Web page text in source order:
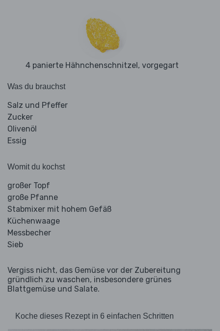
4 panierte Hähnchenschnitzel, vorgegart
Was du brauchst
Salz und Pfeffer
Zucker
Olivenöl
Essig
Womit du kochst
großer Topf
große Pfanne
Stabmixer mit hohem Gefäß
Küchenwaage
Messbecher
Sieb
Vergiss nicht, das Gemüse vor der Zubereitung
gründlich zu waschen, insbesondere grünes
Blattgemüse und Salate.
Koche dieses Rezept in 6 einfachen Schritten